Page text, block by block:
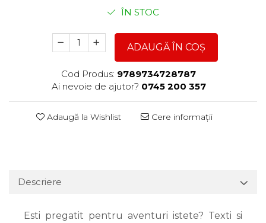
ÎN STOC
ADAUGĂ ÎN COȘ
Cod Produs: 9789734728787
Ai nevoie de ajutor? 0745 200 357
Adaugă la Wishlist Cere informații
Descriere
Esti pregatit pentru aventuri istete? Texti si